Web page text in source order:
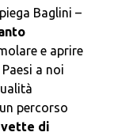
Baglini –
e aprire
a noi
percorso
di